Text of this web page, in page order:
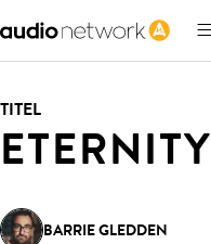
TITEL
ETERNITY
BARRIE GLEDDEN